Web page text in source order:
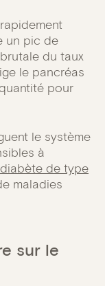
un pic de
du taux
le pancréas
pour
le système
à
diabète de type
maladies
sur le